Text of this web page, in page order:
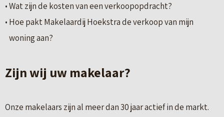
Wat zijn de kosten van een verkoopopdracht?
Hoe pakt Makelaardij Hoekstra de verkoop van mijn
woning aan?
Zijn wij uw makelaar?
Onze makelaars zijn al meer dan 30 jaar actief in de markt.